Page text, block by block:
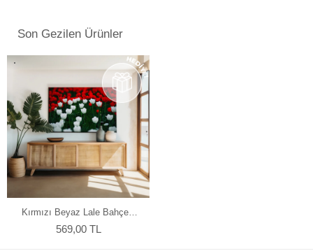
Son Gezilen Ürünler
Kırmızı Beyaz Lale Bahçesi
Kanvas Tablo
569,00 TL